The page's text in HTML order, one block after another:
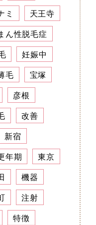
ミ
天王寺
ん性脱毛症
妊娠中
毛
宝塚
彦根
改善
新宿
年期
東京
機器
注射
特徴